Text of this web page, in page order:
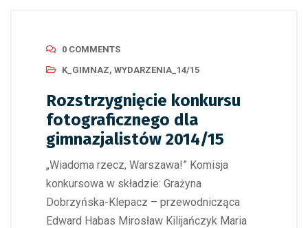
0 COMMENTS
K_GIMNAZ, WYDARZENIA_14/15
Rozstrzygnięcie konkursu
fotograficznego dla
gimnazjalistów 2014/15
„Wiadoma rzecz, Warszawa!” Komisja
konkursowa w składzie: Grażyna
Dobrzyńska-Klepacz – przewodnicząca
Edward Habas Mirosław Kilijańczyk Maria